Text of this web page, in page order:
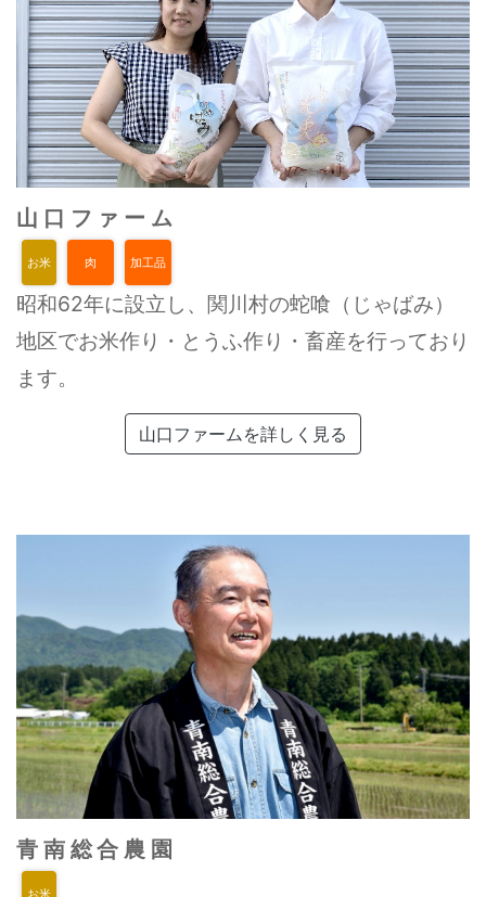
山口ファーム
お米 肉 加工品
昭和62年に設立し、関川村の蛇喰（じゃばみ）
地区でお米作り・とうふ作り・畜産を行っており
ます。
山口ファームを詳しく見る
青南総合農園
お米